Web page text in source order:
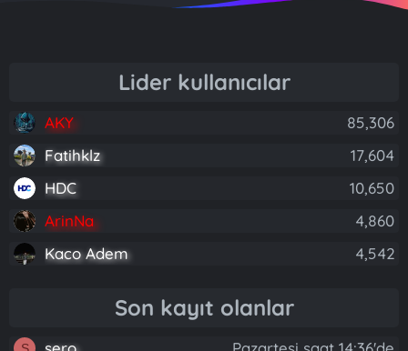
Lider kullanıcılar
AKY
85,306
Fatihklz
17,604
HDC
10,650
ArinNa
4,860
Kaco Adem
4,542
Son kayıt olanlar